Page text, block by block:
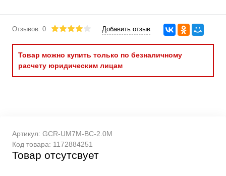
Отзывов: 0 Добавить отзыв
Товар можно купить только по безналичному
расчету юридическим лицам
Артикул: GCR-UM7M-BC-2.0M
Код товара: 1172884251
Товар отсутсвует